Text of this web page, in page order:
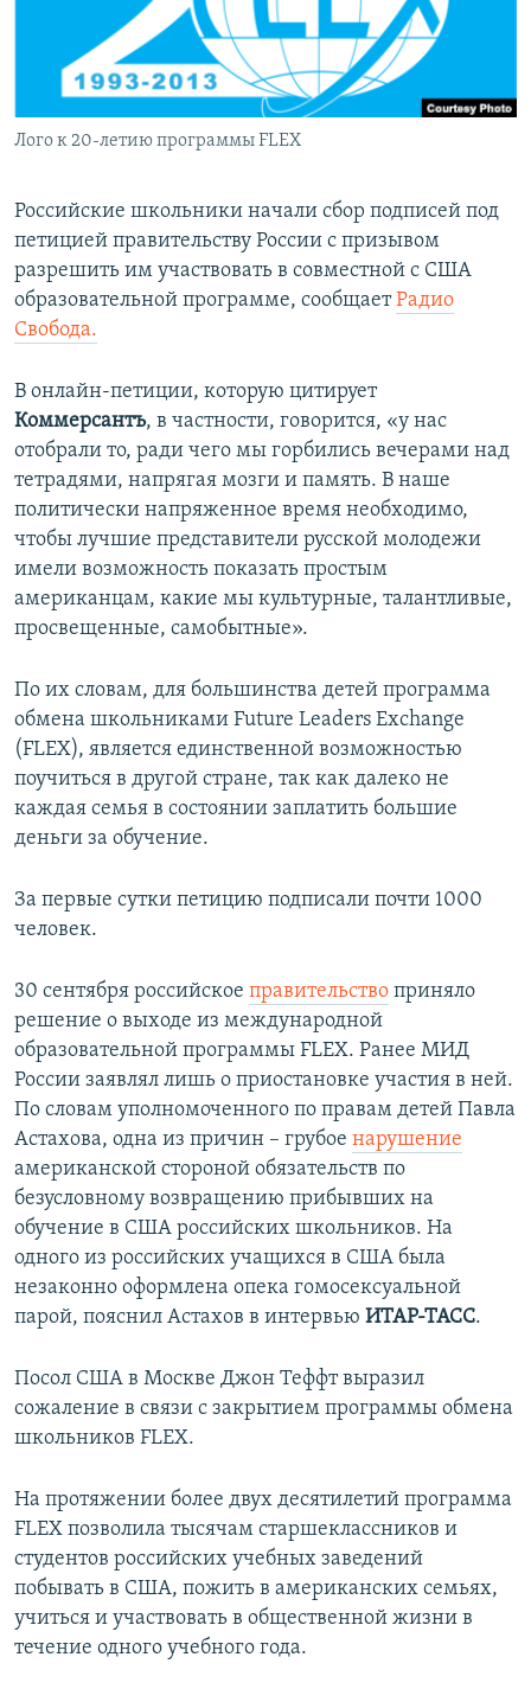
ПОБЕДИТЕЛЕЙ НЕ СУДЯТ?
КРЫМ.НЕПОКОРЕННЫЙ
УКРАИНСКАЯ ПРОБЛЕМА КРЫМА
ПРИСОЕДИНЯЙТЕСЬ!
Лого к 20-летию программы FLEX
Российские школьники начали сбор подписей под
петицией правительству России с призывом
разрешить им участвовать в совместной с США
образовательной программе, сообщаетРадио
Свобода.
В онлайн-петиции, которую цитирует
Коммерсантъ, в частности, говорится, «у нас
отобрали то, ради чего мы горбились вечерами над
тетрадями, напрягая мозги и память. В наше
политически напряженное время необходимо,
чтобы лучшие представители русской молодежи
имели возможность показать простым
американцам, какие мы культурные, талантливые,
просвещенные, самобытные».
По их словам, для большинства детей программа
обмена школьниками Future Leaders Exchange
(FLEX), является единственной возможностью
поучиться в другой стране, так как далеко не
каждая семья в состоянии заплатить большие
деньги за обучение.
За первые сутки петицию подписали почти 1000
человек.
30 сентября российское правительство приняло
решение о выходе из международной
образовательной программы FLEX. Ранее МИД
России заявлял лишь о приостановке участия в ней.
По словам уполномоченного по правам детей Павла
Астахова, одна из причин – грубое нарушение
американской стороной обязательств по
безусловному возвращению прибывших на
обучение в США российских школьников. На
одного из российских учащихся в США была
незаконно оформлена опека гомосексуальной
парой, пояснил Астахов в интервью ИТАР-ТАСС.
Посол США в Москве Джон Теффт выразил
сожаление в связи с закрытием программы обмена
школьников FLEX.
На протяжении более двух десятилетий программа
FLEX позволила тысячам старшеклассников и
студентов российских учебных заведений
побывать в США, пожить в американских семьях,
учиться и участвовать в общественной жизни в
течение одного учебного года.